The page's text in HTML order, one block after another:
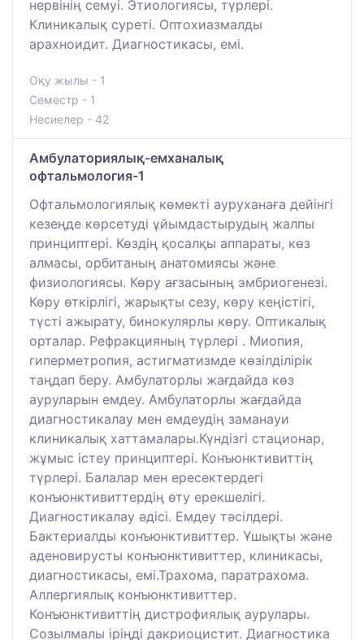
нервінің семуі. Этиологиясы, түрлері.
Клиникалық суреті. Оптохиазмалды
арахноидит. Диагностикасы, емі.
Оқу жылы - 1
Семестр - 1
Несиелер - 42
Амбулаториялық-емханалық
офтальмология-1
Офтальмологиялық көмекті ауруханаға дейінгі
кезеңде көрсетуді ұйымдастырудың жалпы
принциптері. Көздің қосалқы аппараты, көз
алмасы, орбитаның анатомиясы және
физиологиясы. Көру ағзасының эмбриогенезі.
Көру өткірлігі, жарықты сезу, көру кеңістігі,
түсті ажырату, бинокулярлы көру. Оптикалық
орталар. Рефракцияның түрлері . Миопия,
гиперметропия, астигматизмде көзілділірік
таңдап беру. Амбулаторлы жағдайда көз
ауруларын емдеу. Амбулаторлы жағдайда
диагностикалау мен емдеудің заманауи
клиникалық хаттамалары.Күндізгі стационар,
жұмыс істеу принциптері. Конъюнктивиттің
түрлері. Балалар мен ересектердегі
конъюнктивиттердің өту ерекшелігі.
Диагностикалау әдісі. Емдеу тәсілдері.
Бактериалды конъюнктивиттер. Ұшықты және
аденовирусты конъюнктивиттер, клиникасы,
диагностикасы, емі.Трахома, паратрахома.
Аллергиялық конъюнктивиттер.
Конъюнктивиттің дистрофиялық аурулары.
Созылмалы іріңді дакриоцистит. Диагностика